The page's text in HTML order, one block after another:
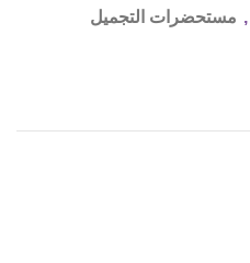
, مستحضرات التجميل